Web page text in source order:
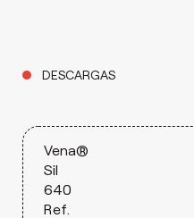
DESCARGAS
Vena®
Sil
640
Ref.